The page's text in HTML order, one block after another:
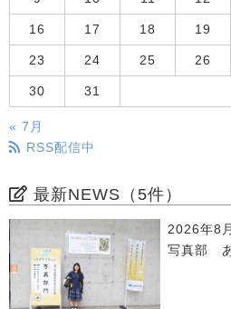
16 17 18 19
23 24 25 26
30 31
« 7月
RSS配信中
最新NEWS（5件）
2026年8
写真部